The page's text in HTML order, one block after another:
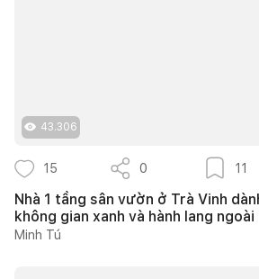
43.306
15 0 11
Nhà 1 tầng sân vườn ở Trà Vinh
không gian xanh và hành lang
Minh Tú